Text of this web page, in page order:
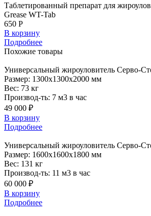
Таблетированный препарат для
Grease WT-Tab
650 Р
В корзину
Подробнее
Похожие товары
Универсальный жироуловитель Серво-
Размер: 1300x1300x2000 мм
Вес: 73 кг
Производ-ть: 7 м3 в час
49 000 ₽
В корзину
Подробнее
Универсальный жироуловитель Серво-
Размер: 1600x1600x1800 мм
Вес: 131 кг
Производ-ть: 11 м3 в час
60 000 ₽
В корзину
Подробнее